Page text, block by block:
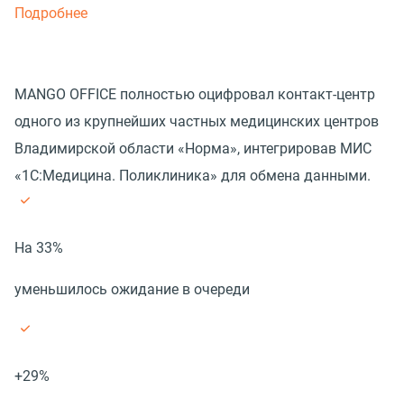
Подробнее
MANGO OFFICE полностью оцифровал контакт-центр
одного из крупнейших частных медицинских центров
Владимирской области «Норма», интегрировав МИС
«1С:Медицина. Поликлиника» для обмена данными.
На 33%
уменьшилось ожидание в очереди
+29%